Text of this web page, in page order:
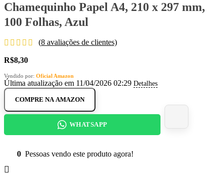
Chamequinho Papel A4, 210 x 297 mm,
100 Folhas, Azul
(8 avaliações de clientes)
R$8,30
Vendido por: Oficial Amazon
Última atualização em 11/04/2026 02:29 Detalhes
COMPRE NA AMAZON
WHATSAPP
0 Pessoas vendo este produto agora!